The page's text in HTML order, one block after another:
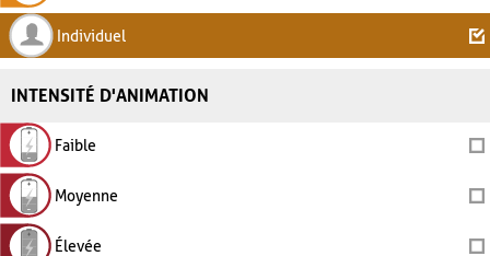
Individuel
INTENSITÉ D'ANIMATION
Faible
Moyenne
Élevée